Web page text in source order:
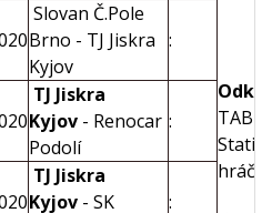
Slovan Č.Pole
Brno - TJ Jiskra
Kyjov
:
TJ Jiskra
Kyjov - Renocar
Podolí
:
TJ Jiskra
Kyjov - SK
:
hráčů